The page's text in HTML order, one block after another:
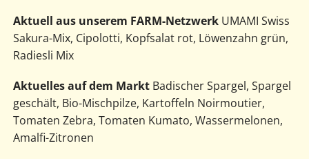
Aktuell aus unserem FARM-Netzwerk UMAMI Swiss
Sakura-Mix, Cipolotti, Kopfsalat rot, Löwenzahn grün,
Radiesli Mix
Aktuelles auf dem Markt Badischer Spargel, Spargel
geschält, Bio-Mischpilze, Kartoffeln Noirmoutier,
Tomaten Zebra, Tomaten Kumato, Wassermelonen,
Amalfi-Zitronen